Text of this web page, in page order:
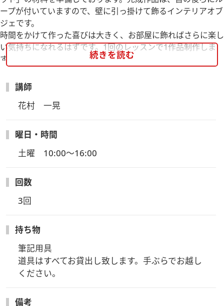
ープが付いていますので、壁に引っ掛けて飾るインテリアオブ
ジェです。
時間をかけて作った喜びは大きく、お部屋に飾ればさらに楽し
い気持ちになれるはずです。1回のレッスンで1作品制作しま
す。
作品が作れます。(計3作品)
通常サイズより大きなサイズの作品が作れます。
お部屋の壁に飾って、インテリアをお楽しみください！！
■2026年4月期カリキュラム
「3種類のアニマルトロフィー」が作れます。
1回目・大きな「ウサギ」 又は「 ツノウサギ」〈縦43cm、横
2回目・大きな「クーズー」又は「アンテロープ」〈縦65cm×
横35cm×奥行き35cm〉
3回目・大きな「大きなスワン」又は「フラミンゴ」 〈縦
続きを読む
講師
花村　一晃
曜日・時間
土曜　10:00～16:00
回数
3回
持ち物
筆記用具
道具はすべてお貸出し致します。手ぶらでお越し
ください。
備考